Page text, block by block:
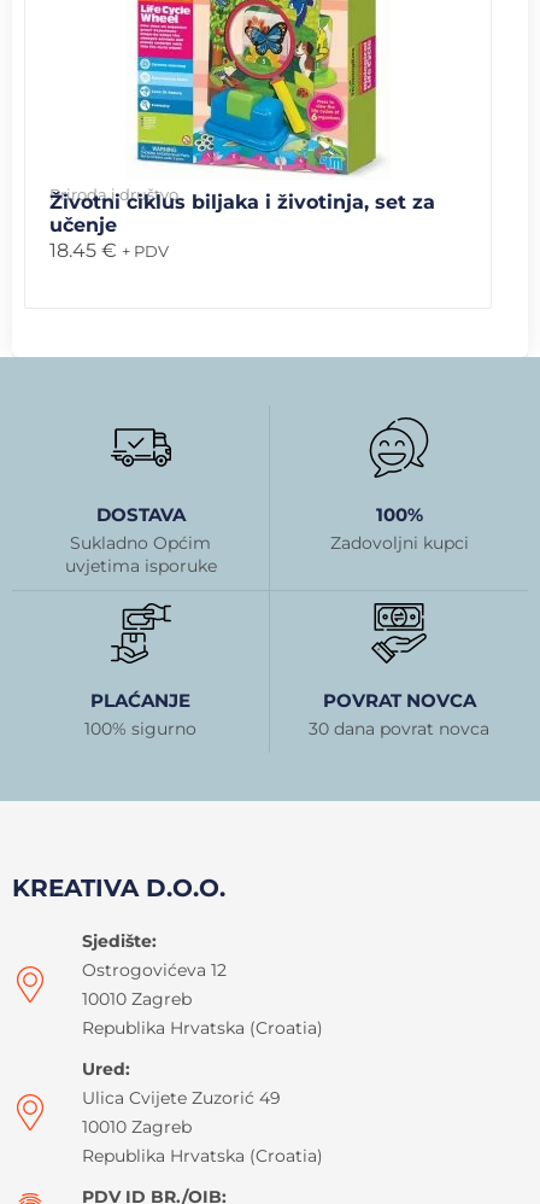
Priroda i društvo
Životni ciklus biljaka i životinja, set za
učenje
18.45 € + PDV
DOSTAVA
Sukladno Općim
uvjetima isporuke
100%
Zadovoljni kupci
PLAĆANJE
100% sigurno
POVRAT NOVCA
30 dana povrat novca
KREATIVA D.O.O.
Sjedište:
Ostrogovićeva 12
10010 Zagreb
Republika Hrvatska (Croatia)
Ured:
Ulica Cvijete Zuzorić 49
10010 Zagreb
Republika Hrvatska (Croatia)
PDV ID BR./OIB: